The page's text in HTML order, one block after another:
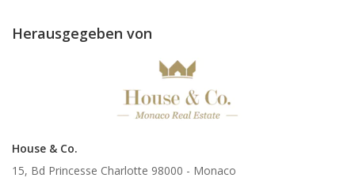
Herausgegeben von
House & Co.
15, Bd Princesse Charlotte 98000 - Monaco